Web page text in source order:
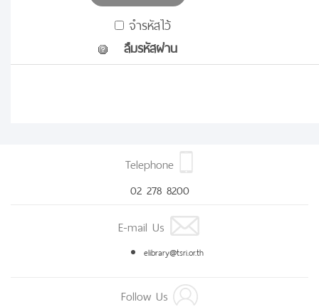
จำรหัสไว้
ลืมรหัสผ่าน
Telephone
02 278 8200
E-mail Us
elibrary@tsri.or.th
Follow Us